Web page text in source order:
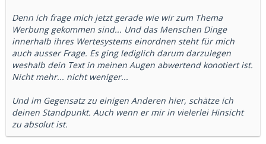
Denn ich frage mich jetzt gerade wie wir zum Thema
Werbung gekommen sind... Und das Menschen Dinge
innerhalb ihres Wertesystems einordnen steht für mich
auch ausser Frage. Es ging lediglich darum darzulegen
weshalb dein Text in meinen Augen abwertend konotiert ist.
Nicht mehr... nicht weniger...
Und im Gegensatz zu einigen Anderen hier, schätze ich
deinen Standpunkt. Auch wenn er mir in vielerlei Hinsicht
zu absolut ist.